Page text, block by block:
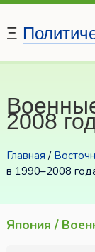
Ξ
2008
Главная /
в 1990–2008
Япония /